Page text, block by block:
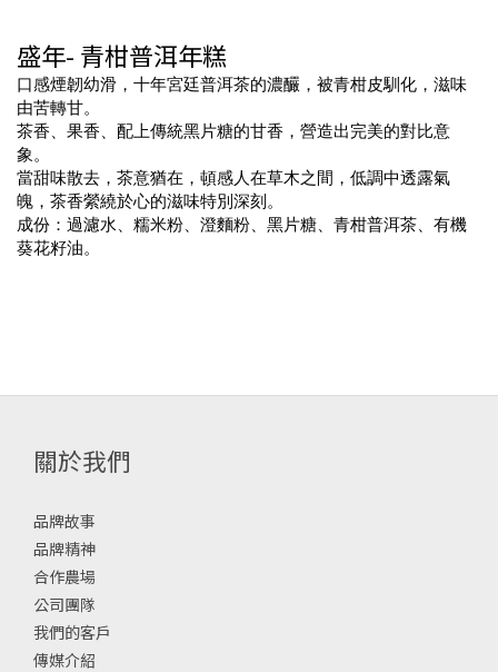
盛年- 青柑普洱年糕
口感煙韌幼滑，十年宮廷普洱茶的濃釅，被青柑皮馴化，滋味
由苦轉甘。
茶香、果香、配上傳統黑片糖的甘香，營造出完美的對比意
象。
當甜味散去，茶意猶在，頓感人在草木之間，低調中透露氣
魄，茶香縈繞於心的滋味特別深刻。
成份：過濾水、糯米粉、澄麵粉、黑片糖、青柑普洱茶、有機
葵花籽油。
關於我們
品牌故事
品牌精神
合作農場
公司團隊
我們的客戶
傳媒介紹